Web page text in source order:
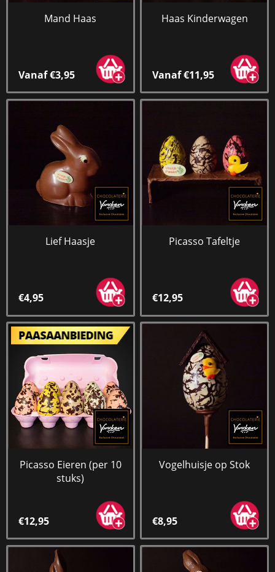
Mand Haas
Vanaf €3,95
Haas Kinderwagen
Vanaf €11,95
Lief Haasje
€4,95
Picasso Tafeltje
€12,95
Picasso Eieren (per 10
stuks)
€12,95
Vogelhuisje op Stok
€8,95